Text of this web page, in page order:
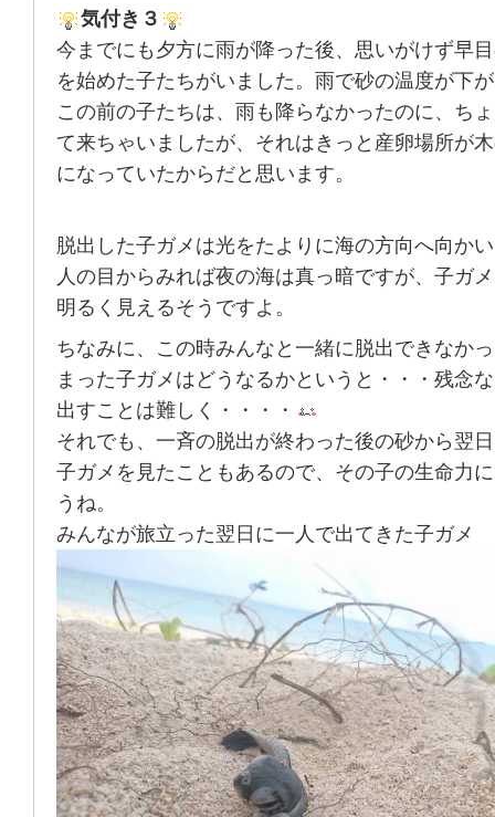
気付き３
今までにも夕方に雨が降った後、思いがけず早
を始めた子たちがいました。雨で砂の温度が下
この前の子たちは、雨も降らなかったのに、ち
て来ちゃいましたが、それはきっと産卵場所が
になっていたからだと思います。
脱出した子ガメは光をたよりに海の方向へ向か
人の目からみれば夜の海は真っ暗ですが、子ガ
明るく見えるそうですよ。
ちなみに、この時みんなと一緒に脱出できなか
まった子ガメはどうなるかというと・・・残念
出すことは難しく・・・・
それでも、一斉の脱出が終わった後の砂から翌
子ガメを見たこともあるので、その子の生命力
うね。
みんなが旅立った翌日に一人で出てきた子ガ